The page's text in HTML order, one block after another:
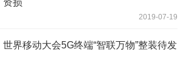
2019-07-19
世界移动大会5G终端“智联万物”整装待发